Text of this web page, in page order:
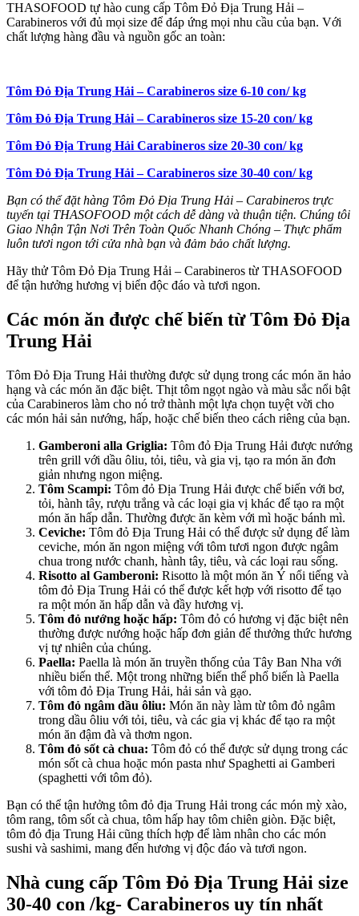
THASOFOOD tự hào cung cấp Tôm Đỏ Địa Trung Hải –
Carabineros với đủ mọi size để đáp ứng mọi nhu cầu của bạn. Với
chất lượng hàng đầu và nguồn gốc an toàn:
Tôm Đỏ Địa Trung Hải – Carabineros size 6-10 con/ kg
Tôm Đỏ Địa Trung Hải – Carabineros size 15-20 con/ kg
Tôm Đỏ Địa Trung Hải Carabineros size 20-30 con/ kg
Tôm Đỏ Địa Trung Hải – Carabineros size 30-40 con/ kg
Bạn có thể đặt hàng Tôm Đỏ Địa Trung Hải – Carabineros trực
tuyến tại THASOFOOD một cách dễ dàng và thuận tiện. Chúng tôi
Giao Nhận Tận Nơi Trên Toàn Quốc Nhanh Chóng – Thực phẩm
luôn tươi ngon tới cửa nhà bạn và đảm bảo chất lượng.
Hãy thử Tôm Đỏ Địa Trung Hải – Carabineros từ THASOFOOD
để tận hưởng hương vị biển độc đáo và tươi ngon.
Các món ăn được chế biến từ Tôm Đỏ Địa
Trung Hải
Tôm Đỏ Địa Trung Hải thường được sử dụng trong các món ăn hảo
hạng và các món ăn đặc biệt. Thịt tôm ngọt ngào và màu sắc nổi bật
của Carabineros làm cho nó trở thành một lựa chọn tuyệt vời cho
các món hải sản nướng, hấp, hoặc chế biến theo cách riêng của bạn.
Gamberoni alla Griglia: Tôm đỏ Địa Trung Hải được nướng
trên grill với dầu ôliu, tỏi, tiêu, và gia vị, tạo ra món ăn đơn
giản nhưng ngon miệng.
Tôm Scampi: Tôm đỏ Địa Trung Hải được chế biến với bơ,
tỏi, hành tây, rượu trắng và các loại gia vị khác để tạo ra một
món ăn hấp dẫn. Thường được ăn kèm với mì hoặc bánh mì.
Ceviche: Tôm đỏ Địa Trung Hải có thể được sử dụng để làm
ceviche, món ăn ngon miệng với tôm tươi ngon được ngâm
chua trong nước chanh, hành tây, tiêu, và các loại rau sống.
Risotto al Gamberoni: Risotto là một món ăn Ý nổi tiếng và
tôm đỏ Địa Trung Hải có thể được kết hợp với risotto để tạo
ra một món ăn hấp dẫn và đầy hương vị.
Tôm đỏ nướng hoặc hấp: Tôm đỏ có hương vị đặc biệt nên
thường được nướng hoặc hấp đơn giản để thưởng thức hương
vị tự nhiên của chúng.
Paella: Paella là món ăn truyền thống của Tây Ban Nha với
nhiều biến thể. Một trong những biến thể phổ biến là Paella
với tôm đỏ Địa Trung Hải, hải sản và gạo.
Tôm đỏ ngâm dầu ôliu: Món ăn này làm từ tôm đỏ ngâm
trong dầu ôliu với tỏi, tiêu, và các gia vị khác để tạo ra một
món ăn đậm đà và thơm ngon.
Tôm đỏ sốt cà chua: Tôm đỏ có thể được sử dụng trong các
món sốt cà chua hoặc món pasta như Spaghetti ai Gamberi
(spaghetti với tôm đỏ).
Bạn có thể tận hưởng tôm đỏ địa Trung Hải trong các món mỳ xào,
tôm rang, tôm sốt cà chua, tôm hấp hay tôm chiên giòn. Đặc biệt,
tôm đỏ địa Trung Hải cũng thích hợp để làm nhân cho các món
sushi và sashimi, mang đến hương vị độc đáo và tươi ngon.
Nhà cung cấp Tôm Đỏ Địa Trung Hải size
30-40 con /kg- Carabineros uy tín nhất